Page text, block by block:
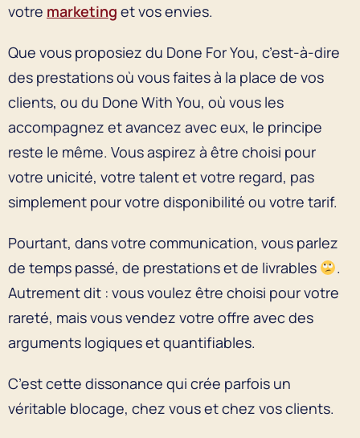
votre marketing et vos envies.
Que vous proposiez du Done For You, c’est-à-dire
des prestations où vous faites à la place de vos
clients, ou du Done With You, où vous les
accompagnez et avancez avec eux, le principe
reste le même. Vous aspirez à être choisi pour
votre unicité, votre talent et votre regard, pas
simplement pour votre disponibilité ou votre tarif.
Pourtant, dans votre communication, vous parlez
de temps passé, de prestations et de livrables
.
Autrement dit : vous voulez être choisi pour votre
rareté, mais vous vendez votre offre avec des
arguments logiques et quantifiables.
C’est cette dissonance qui crée parfois un
véritable blocage, chez vous et chez vos clients.